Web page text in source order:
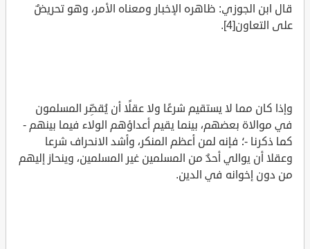
قال ابن الجوزي: ظاهره الإخبار ومعناه الأمر، وهو تحريضٌ
على التعاون[4].
وإذا كان مما لا يستقيم شرعًا ولا عقلًا أن يُقصِّر المسلمون
في موالاة بعضهم، بينما يقيم أعداؤهم الولاء فيما بينهم -
كما ذكرنا -؛ فإنه لمن أعظم المنكر، وأشد الانحراف شرعا
وعقلا أن يوالي أحدٌ من المسلمين غير المسلمين، وينحاز إليهم
من دون إخوانه في الدين.